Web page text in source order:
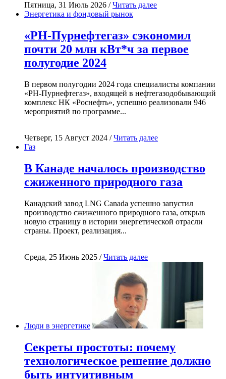
Пятница, 31 Июль 2026 /Читать далее
Энергетика и фондовый рынок
«РН-Пурнефтегаз» сэкономил
почти 20 млн кВт*ч за первое
полугодие 2024
В первом полугодии 2024 года специалисты компании
«РН-Пурнефтегаз», входящей в нефтегазодобывающий
комплекс НК «Роснефть», успешно реализовали 946
мероприятий по программе...
Четверг, 15 Август 2024 /Читать далее
Газ
В Канаде началось производство
сжиженного природного газа
Канадский завод LNG Canada успешно запустил
производство сжиженного природного газа, открыв
новую страницу в истории энергетической отрасли
страны. Проект, реализация...
Среда, 25 Июнь 2025 /Читать далее
Люди в энергетике
Секреты простоты: почему
технологическое решение должно
быть интуитивным